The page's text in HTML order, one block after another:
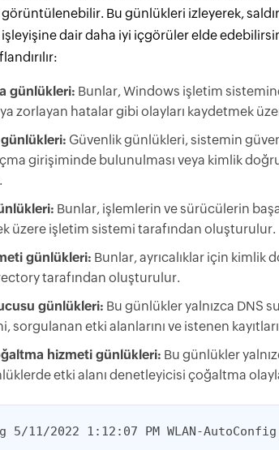
görüntülenebilir. Bu günlükleri izleyerek,
işleyişine dair daha iyi içgörüler elde
günlükleri: Bunlar, Windows işletim
zorlayan hatalar gibi olayları kaydetmek
Güvenlik günlükleri, sistemin
girişiminde bulunulması veya kimlik
Bunlar, işlemlerin ve sürücülerin
üzere işletim sistemi tarafından oluşturulur.
günlükleri: Bunlar, ayrıcalıklar için kimlik
tarafından oluşturulur.
günlükleri: Bu günlükler yalnızca DNS
sorgulanan etki alanlarını ve istenen kayıtları
hizmeti günlükleri: Bu günlükler
etki alanı denetleyicisi çoğaltma
5/11/2022 1:12:07 PM WLAN-